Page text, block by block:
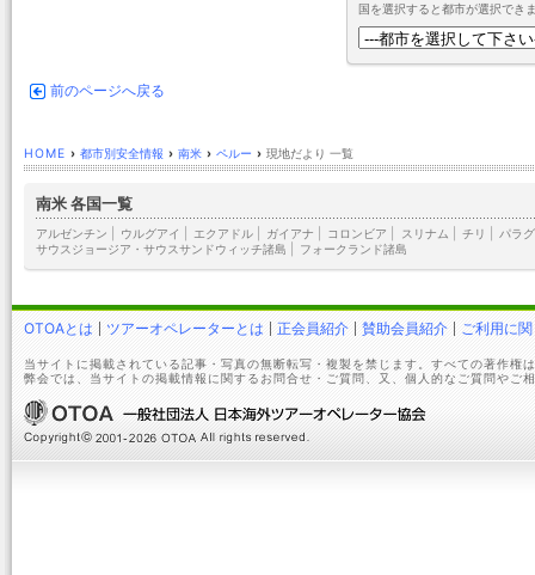
国を選択すると都市が選択でき
前のページへ戻る
HOME › 都市別安全情報 › 南米 › ペルー › 現地だより 一覧
南米 各国一覧
アルゼンチン ウルグアイ エクアドル ガイアナ コロンビア スリナム チリ
パラ
サウスジョージア・サウスサンドウィッチ諸島
フォークランド諸島
OTOAとは ツアーオペレーターとは 正会員紹介 賛助会員紹介 ご利用に
当サイトに掲載されている記事・写真の無断転写・複製を禁じます。すべての著作権
弊会では、当サイトの掲載情報に関するお問合せ・ご質問、又、個人的なご質問やご